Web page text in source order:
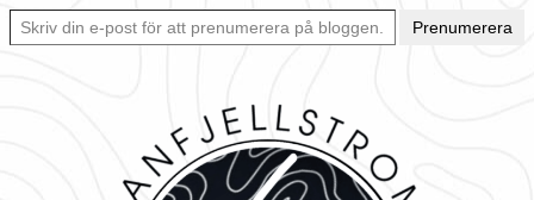
Hoppa
Skriv din e-post för att prenumerera på bloggen… Ett enkelt sätt att hålla sig uppdaterad automatiskt.
Prenumerera